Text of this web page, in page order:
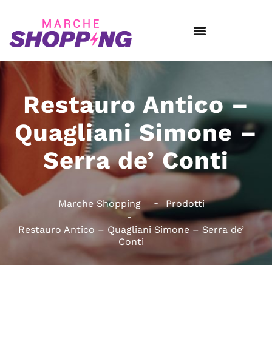
Restauro Antico –
Quagliani Simone –
Serra de’ Conti
Marche Shopping Prodotti
Restauro Antico – Quagliani Simone – Serra de’
Conti